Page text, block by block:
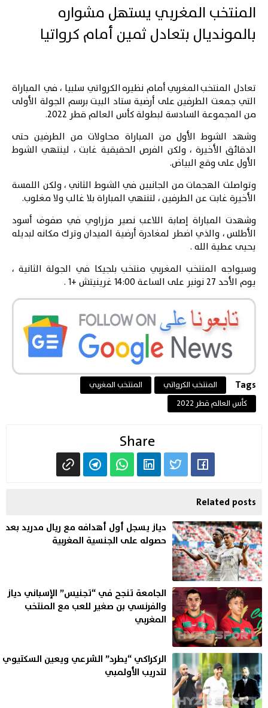
المنتخب المغربي يستهل مشواره
بالمونديال بتعادل ثمين أمام كرواتيا
تعادل المنتخب المغربي أمام نظيره الكرواتي سلبيا ، في المباراة
التي جمعت الطرفين على أرضية ستاد البيت برسم الجولة الأولى
من المجموعة السادسة لبطولة كأس العالم قطر 2022.
وشهد الشوط الأول من المباراة محاولات من الطرفين حتى
الدقائق الأخيرة ، ولكن الفرص الحقيقية غابت ، لينتهي الشوط
الأول على وقع البياض.
وتواصلت الهجمات من الجانبين في الشوط الثاني ، ولكن اللمسة
الأخيرة غابت عن الطرفين ، لتنتهي المباراة بلا غالب ولا مغلوب.
وشهدت المباراة إصابة اللاعب نصير مزراوي في صفوف أسود
الأطلس ، والذي اضطر لمغادرة أرضية الميدان وترك مكانه لبديله
يحيى عطية الله .
وسيواجه المنتخب المغربي منتخب بلجيكا في الجولة الثانية ،
يوم الأحد 27 نونبر على الساعة 14:00 غرينيتش +1 .
Tags المنتخب الكرواتي
المنتخب المغربي
كأس العالم قطر 2022
Share
Related posts
دياز يسجل أول أهدافه مع ريال مدريد بعد
حصوله على الجنسية المغربية
الجامعة تنجح في “تجنيس” الإسباني دياز
والفرنسي بن صغير للعب مع المنتخب
المغربي
الركراكي “يطرد” الشرعي ويعين السكتيوي
لتدريب الأولمبي